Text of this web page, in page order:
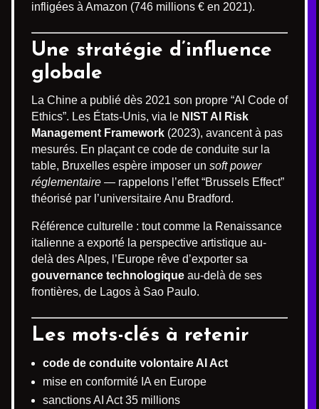
infligées à Amazon (746 millions € en 2021).
Une stratégie d’influence
globale
La Chine a publié dès 2021 son propre “AI Code of
Ethics”. Les États-Unis, via le NIST AI Risk
Management Framework (2023), avancent à pas
mesurés. En plaçant ce code de conduite sur la
table, Bruxelles espère imposer un soft power
réglementaire — rappelons l’effet “Brussels Effect”
théorisé par l’universitaire Anu Bradford.
Référence culturelle : tout comme la Renaissance
italienne a exporté la perspective artistique au-
delà des Alpes, l’Europe rêve d’exporter sa
gouvernance technologique au-delà de ses
frontières, de Lagos à Sao Paulo.
Les mots-clés à retenir
code de conduite volontaire AI Act
mise en conformité IA en Europe
sanctions AI Act 35 millions